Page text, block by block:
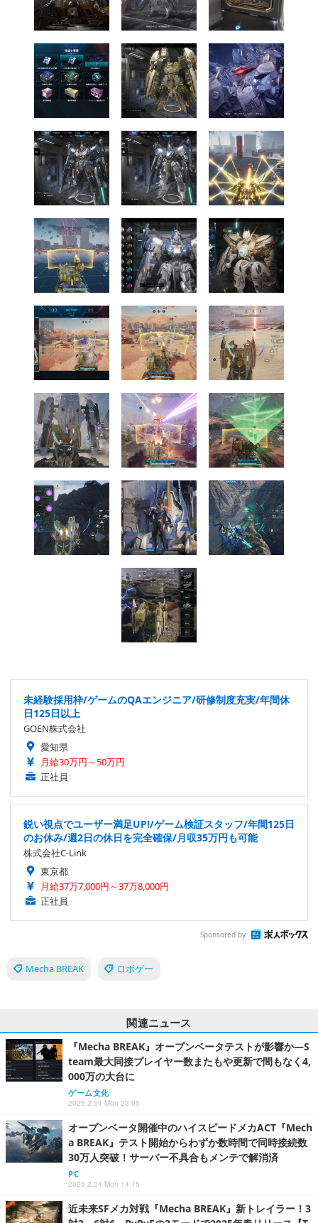
未経験採用枠/ゲームのQAエンジニア/研修制度充実/年間休
日125日以上
GOEN株式会社
愛知県
月給30万円～50万円
正社員
鋭い視点でユーザー満足UP!/ゲーム検証スタッフ/年間125日
のお休み/週2日の休日を完全確保/月収35万円も可能
株式会社C-Link
東京都
月給37万7,000円～37万8,000円
正社員
Sponsored by
Mecha BREAK ロボゲー
関連ニュース
『Mecha BREAK』オープンベータテストが影響か―S
team最大同接プレイヤー数またもや更新で間もなく4,
000万の大台に
ゲーム文化
2025.2.24 Mon 23:05
オープンベータ開催中のハイスピードメカACT『Mech
a BREAK』テスト開始からわずか数時間で同時接続数
30万人突破！サーバー不具合もメンテで解消済
PC
2025.2.24 Mon 14:15
近未来SFメカ対戦『Mecha BREAK』新トレイラー！3